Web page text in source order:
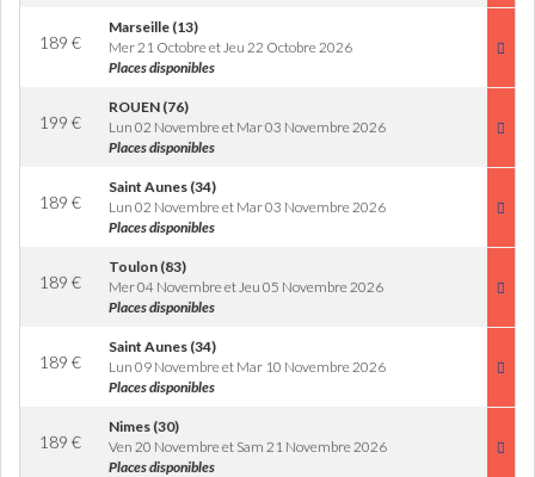
189 €
Marseille (13)
Mer 21 Octobre et Jeu 22 Octobre 2026
Places disponibles
199 €
ROUEN (76)
Lun 02 Novembre et Mar 03 Novembre 2026
Places disponibles
189 €
Saint Aunes (34)
Lun 02 Novembre et Mar 03 Novembre 2026
Places disponibles
189 €
Toulon (83)
Mer 04 Novembre et Jeu 05 Novembre 2026
Places disponibles
189 €
Saint Aunes (34)
Lun 09 Novembre et Mar 10 Novembre 2026
Places disponibles
189 €
Nimes (30)
Ven 20 Novembre et Sam 21 Novembre 2026
Places disponibles